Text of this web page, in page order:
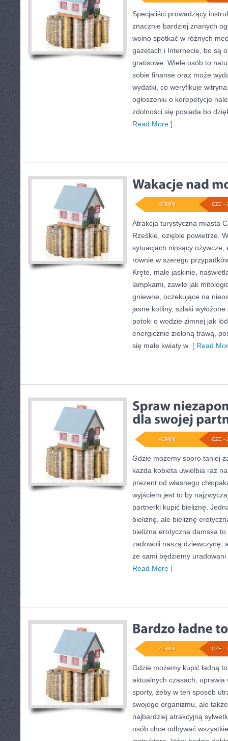
Specjaliści prowadzący
znacznie bardziej znanych
wolno spotkać w różnych
gazetach i Internecie, bo są
gratisowe. Wiele osób to
sobie finanse oraz może
wydatki, co weryfikuje
ogłoszeniu o korepetycje
zdolności się posiada bo
Read More ]
CZE -
ADMIN
Atrakcja turystyczna miasta
Rześkie, ozięble powietrze.
sytuacjach niosący ożywcze,
równie w szeregu
Kręte, małe jaskinie,
lampkami, zawiłe jak
gniewne, oczekujące na
jasne kotliny, szlaki
potoki o wodzie zimnej jak
energicznie zieloną trawą,
się małe kwiaty w [ Read
CZE -
ADMIN
Gdzie możemy sporo taniej
każda kobieta uwielbia raz
prezent od własnego
wyjściem jest to by
partnerki kupić bieliznę.
bieliznę, ale bieliznę
bielizna erotyczna damska
zadowoli naszą dziewczynę,
że sami będziemy
Read More ]
CZE -
ADMIN
Gdzie możemy kupić ładną
aktualnych czasach,
sporty, żeby w ten sposób
swojego organizmu, ale
najbardziej atrakcyjną
osób chce odbywać